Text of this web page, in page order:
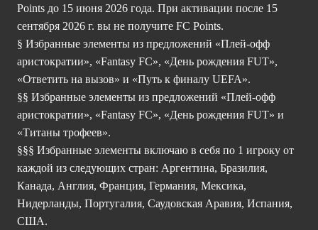
Points до 15 июня 2026 года. При активации после 15
сентября 2026 г. вы не получите FC Points.
§ Избранные элементы из предложений «Плей-офф
аристократии», «Fantasy FC», «День рождения FUT»,
«Ответить на вызов» и «Путь к финалу UEFA».
§§ Избранные элементы из предложений «Плей-офф
аристократии», «Fantasy FC», «День рождения FUT» и
«Титаны трофеев».
§§§ Избранные элементы включаю в себя по 1 игроку от
каждой из следующих стран: Аргентина, Бразилия,
Канада, Англия, Франция, Германия, Мексика,
Нидерланды, Португалия, Саудовская Аравия, Испания,
США.